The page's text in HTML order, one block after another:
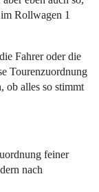
Rollwagen 1
Fahrer oder die
Tourenzuordnung
ob alles so stimmt
feiner
nach